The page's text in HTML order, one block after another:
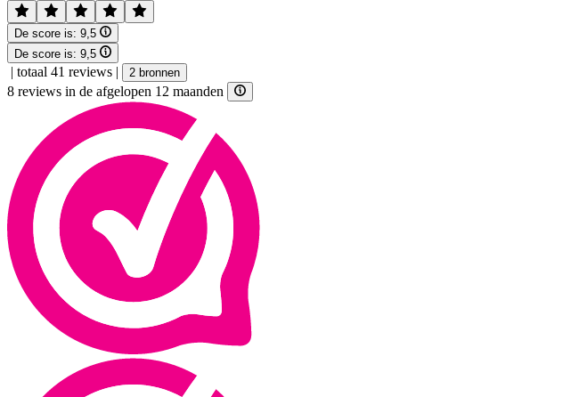
De score is: 9,5
De score is: 9,5
| totaal 41 reviews | 2 bronnen
8 reviews in de afgelopen 12 maanden